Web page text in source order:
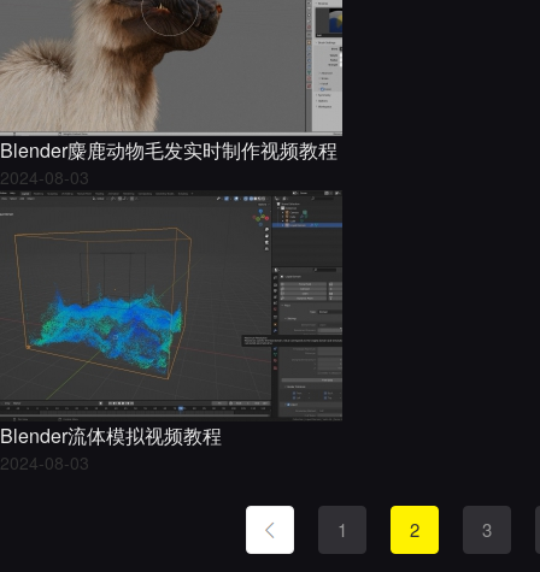
Blender麋鹿动物毛发实时制作视频教程
2024-08-03
Blender流体模拟视频教程
2024-08-03
1 2 3